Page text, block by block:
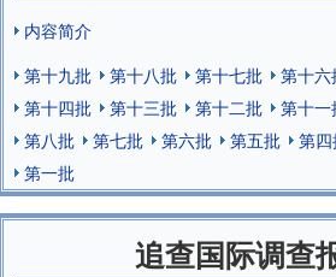
内容简介
第十九批
第十八批 第十七批 第十六
第十四批
第十三批 第十二批 第十一
第八批
第七批 第六批 第五批 第
第一批
追查国际调查